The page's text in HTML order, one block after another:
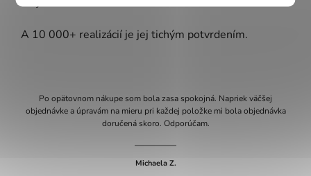
A 10 000+ realizácií je jej tichým potvrdením.
Po opätovnom nákupe som bola zasa spokojná. Napriek väčšej
objednávke a úpravám na mieru pri každej položke mi bola objednávka
doručená skoro. Odporúčam.
Michaela Z.